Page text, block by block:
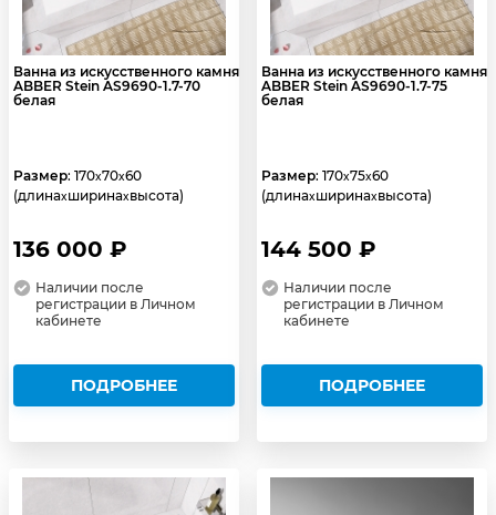
Ванна из искусственного камня
ABBER Stein AS9690-1.7-70
белая
Размер: 170x70x60
(длинаxширинаxвысота)
136 000 ₽
Наличии после
регистрации в Личном
кабинете
ПОДРОБНЕЕ
Ванна из искусственного камня
ABBER Stein AS9690-1.7-75
белая
Размер: 170x75x60
(длинаxширинаxвысота)
144 500 ₽
Наличии после
регистрации в Личном
кабинете
ПОДРОБНЕЕ